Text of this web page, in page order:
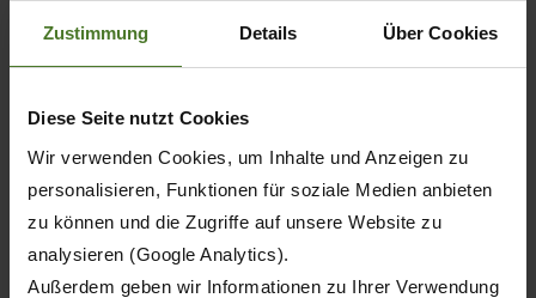
Zustimmung Details Über Cookies
Diese Seite nutzt Cookies
Wir verwenden Cookies, um Inhalte und Anzeigen zu
personalisieren, Funktionen für soziale Medien anbieten
zu können und die Zugriffe auf unsere Website zu
analysieren (Google Analytics).
Außerdem geben wir Informationen zu Ihrer Verwendung